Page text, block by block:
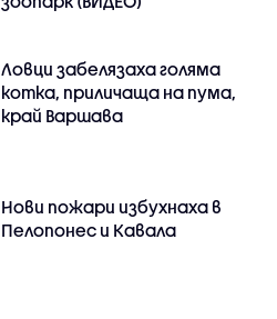
Ловци забелязаха голяма
котка, приличаща на пума,
край Варшава
Нови пожари избухнаха в
Пелопонес и Кавала